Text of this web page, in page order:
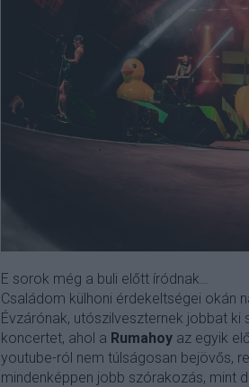
E sorok még a buli előtt íródnak…
Családom külhoni érdekeltségei okán
Évzárónak, utószilveszternek jobbat ki
koncertet, ahol a Rumahoy az egyik
youtube-ról nem túlságosan bejövős,
mindenképpen jobb szórakozás, mint